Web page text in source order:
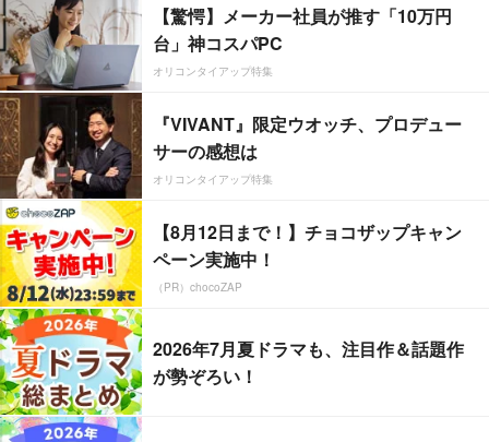
【驚愕】メーカー社員が推す「10万円
台」神コスパPC
オリコンタイアップ特集
『VIVANT』限定ウオッチ、プロデュー
サーの感想は
オリコンタイアップ特集
【8月12日まで！】チョコザップキャン
ペーン実施中！
（PR）chocoZAP
2026年7月夏ドラマも、注目作＆話題作
が勢ぞろい！